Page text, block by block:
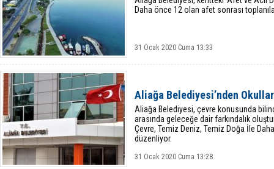
Daha önce 12 olan afet sonrası
31 Ocak 2020 Cuma 13:33
Aliağa Belediyesi’nden Okullar
Aliağa Belediyesi, çevre konusunda
arasında geleceğe dair farkındalık
Çevre, Temiz Deniz, Temiz Doğa İle
düzenliyor.
31 Ocak 2020 Cuma 13:28